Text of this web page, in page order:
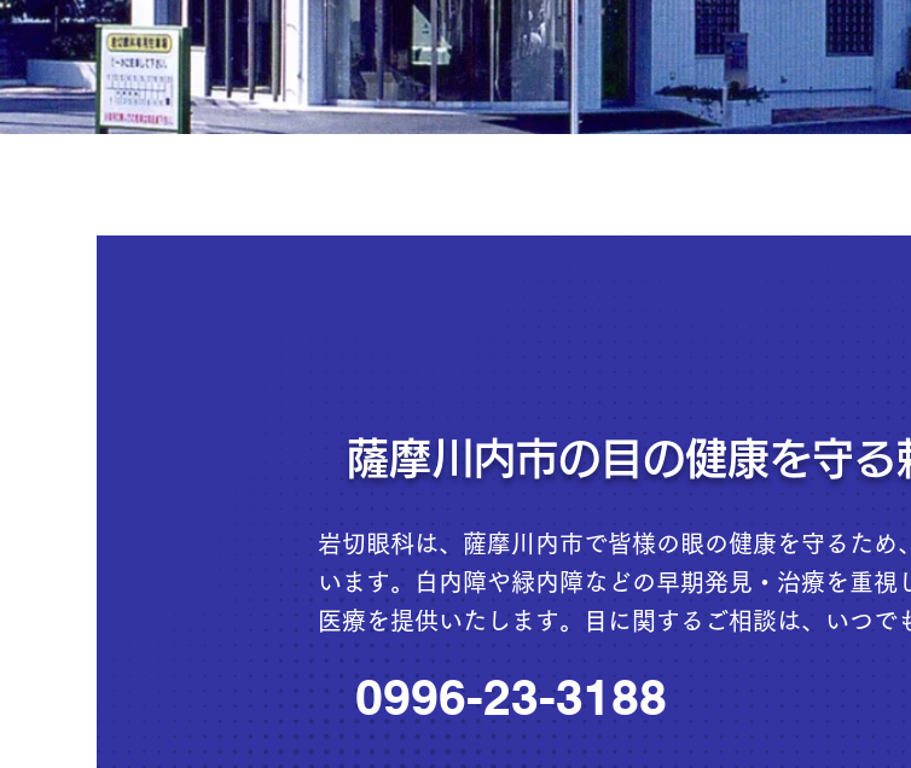
薩摩川内市の目の健康を守
岩切眼科は、薩摩川内市で皆様の眼の健康を守るため
います。白内障や緑内障などの早期発見・治療を重
医療を提供いたします。目に関するご相談は、いつで
0996-23-3188